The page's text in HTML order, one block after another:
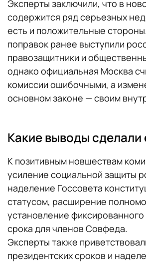
Эксперты заключили, что в
содержится ряд серьезных
есть и положительные
поправок ранее выступили
правозащитники и
однако официальная Москва
комиссии ошибочными, а
основном законе — своим
Какие выводы
К позитивным новшествам
усиление социальной защиты
наделение Госсовета
статусом, расширение
установление
срока для членов Совфеда.
Эксперты также
президентских сроков и